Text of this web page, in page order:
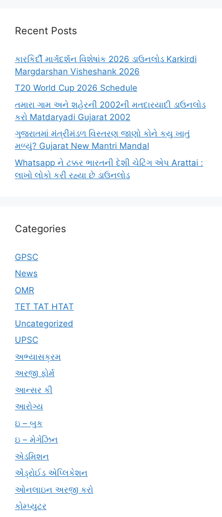
Recent Posts
કારકિર્દી માર્ગદર્શન વિશેષાંક 2026 ડાઉનલોડ Karkirdi
Margdarshan Visheshank 2026
T20 World Cup 2026 Schedule
તમારા ગામ અને શહેરની 2002ની મતદારયાદી ડાઉનલોડ
કરો Matdaryadi Gujarat 2002
ગુજરાતમાં મંત્રીમંડળ વિસ્તરણ જાણો કોને કયુ ખાતું
મળ્યું? Gujarat New Mantri Mandal
Whatsapp ને ટક્કર ભારતની દેશી ચેટિંગ એપ Arattai :
લાખો લોકો કરી રહ્યા છે ડાઉનલોડ
Categories
GPSC
News
OMR
TET TAT HTAT
Uncategorized
UPSC
અભ્યાસક્રમ
અરજી ફોર્મ
આન્સર કી
આરોગ્ય
ઇ – બુક
ઇ – મેગેઝિન
એડમિશન
એંડ્રોઈડ એપ્લિકેશન
ઓનલાઇન અરજી કરો
કોમ્પ્યુટર